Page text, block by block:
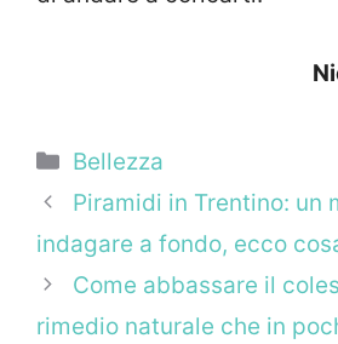
Categorie
Bellezza
Piramidi in Trentino: un
indagare a fondo, ecco
Come abbassare il
rimedio naturale che in